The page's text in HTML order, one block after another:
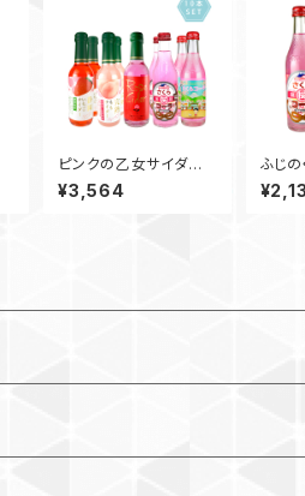
ピンクの乙女サイダー・
コーラ 10本セット
¥3,564
ふじ
ラ 6